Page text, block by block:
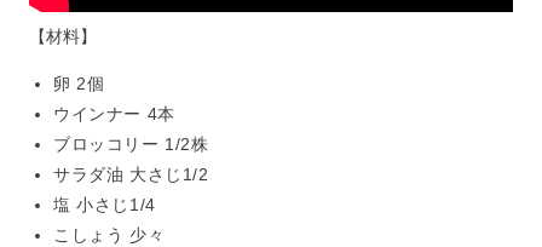
【材料】
卵 2個
ウインナー 4本
ブロッコリー 1/2株
サラダ油 大さじ1/2
塩 小さじ1/4
こしょう 少々